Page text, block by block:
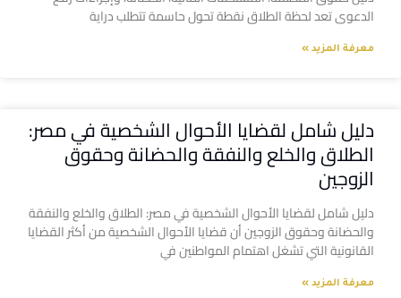
الدعوى تعد لحظة الطلاق نقطة تحول حاسمة تتطلب دراية
معرفة المزيد »
دليل شامل لقضايا الأحوال الشخصية في مصر:
الطلاق والخلع والنفقة والحضانة وحقوق
الزوجين
دليل شامل لقضايا الأحوال الشخصية في مصر: الطلاق والخلع والنفقة
والحضانة وحقوق الزوجين أن قضايا الأحوال الشخصية من أكثر القضايا
القانونية التي تشغل اهتمام المواطنين في
معرفة المزيد »